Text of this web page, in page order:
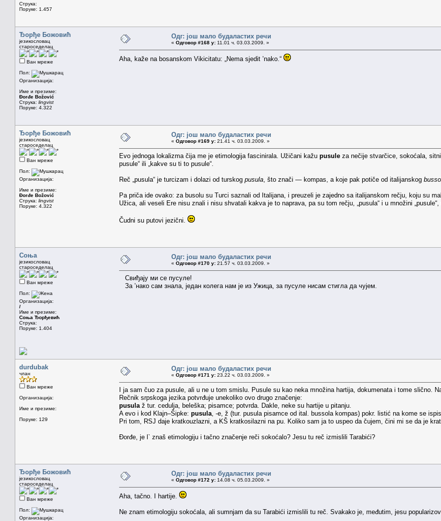
Струка:
Поруке: 1.457
Ђорђе Божовић
језикословац
староседелац
Ван мреже
Пол:
Организација:
Име и презиме:
Đorđe Božović
Струка: lingvist
Поруке: 4.322
Одг: још мало будаластих речи
« Одговор #168 у: 11.01 ч. 03.03.2009. »
Aha, kaže na bosanskom Vikicitatu: „Nema sjedit ’nako.“
Ђорђе Божовић
језикословац
староседелац
Ван мреже
Пол:
Организација:
Име и презиме:
Đorđe Božović
Струка: lingvist
Поруке: 4.322
Одг: још мало будаластих речи
« Одговор #169 у: 21.41 ч. 03.03.2009. »
Evo jednoga lokalizma čija me je etimologija fascinirala. Užičani kažu pusule za nečije stvarčice, sokoćala,
pusule“ ili „kakve su ti to pusule“.
Reč „pusula“ je turcizam i dolazi od turskog pusula , što znači — kompas, a koje pak potiče od italijanskog
Pa priča ide ovako: za busolu su Turci saznali od Italijana, i preuzeli je zajedno sa italijanskom rečju, koju su
Užica, ali veseli Ere nisu znali i nisu shvatali kakva je to naprava, pa su tom rečju, „pusula“ i u množini
Čudni su putovi jezični.
Соња
језикословац
староседелац
Ван мреже
Пол:
Организација:
/
Име и презиме:
Соња Ђорђевић
Струка:
Поруке: 1.404
Одг: још мало будаластих речи
« Одговор #170 у: 21.57 ч. 03.03.2009. »
Свиђају ми се пусуле!
За ’нако сам знала, један колега нам је из Ужица, за пусуле нисам стигла да чујем.
durdubak
члан
Ван мреже
Организација:
Име и презиме:
Поруке: 129
Одг: још мало будаластих речи
« Одговор #171 у: 23.22 ч. 03.03.2009. »
I ja sam čuo za pusule, ali u ne u tom smislu. Pusule su kao neka množina hartija, dokumenata i tome slično.
Rečnik srpskoga jezika potvrđuje unekoliko ovo drugo značenje:
pusula ž tur. cedulja, beleška; pisamce; potvrda. Dakle, neke su hartije u pitanju.
A evo i kod Klajn–Šipke: pusula , -e, ž (tur. pusula pisamce od ital. bussola kompas) pokr. listić na kome se
Pri tom, RSJ daje kratkouzlazni, a KŠ kratkosilazni na pu. Koliko sam ja to uspeo da čujem, čini mi se da je
Đorđe, je l` znaš etimologiju i tačno značenje reči sokoćalo? Jesu tu reč izmislili Tarabići?
Ђорђе Божовић
језикословац
староседелац
Ван мреже
Пол:
Организација:
Одг: још мало будаластих речи
« Одговор #172 у: 14.08 ч. 05.03.2009. »
Aha, tačno. I hartije.
Ne znam etimologiju sokoćala, ali sumnjam da su Tarabići izmislili tu reč. Svakako je, međutim, jesu